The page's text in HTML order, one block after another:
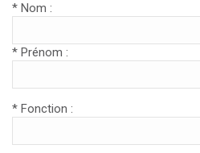
* Nom :
* Prénom :
* Fonction :